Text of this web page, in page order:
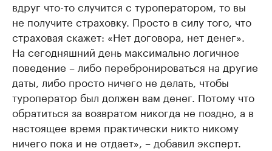
вдруг что-то случится с туроператором, то вы
не получите страховку. Просто в силу того, что
страховая скажет: «Нет договора, нет денег».
На сегодняшний день максимально логичное
поведение – либо перебронироваться на другие
даты, либо просто ничего не делать, чтобы
туроператор был должен вам денег. Потому что
обратиться за возвратом никогда не поздно, а в
настоящее время практически никто никому
ничего пока и не отдает», – добавил эксперт.